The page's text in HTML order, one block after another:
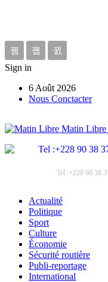
Sign in
6 Août 2026
Nous Conctacter
Matin Libre
Tel :+228 90 38
Actualité
Politique
Sport
Culture
Économie
Sécurité routière
Publi-reportage
International